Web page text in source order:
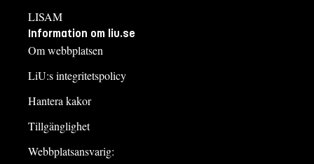
LISAM
Information om liu.se
Om webbplatsen
LiU:s integritetspolicy
Hantera kakor
Tillgänglighet
Webbplatsansvarig: